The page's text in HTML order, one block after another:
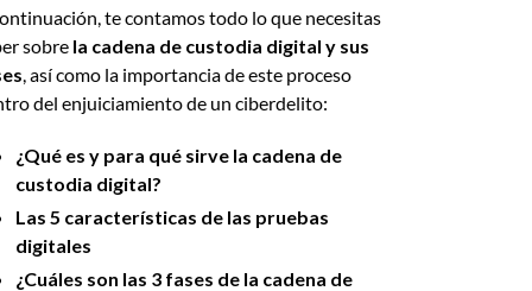
te contamos todo lo que necesitas
sobre la cadena de custodia digital y sus
, así como la importancia de este proceso
del enjuiciamiento de un ciberdelito:
¿Qué es y para qué sirve la cadena de
custodia digital?
Las 5 características de las pruebas
digitales
¿Cuáles son las 3 fases de la cadena de